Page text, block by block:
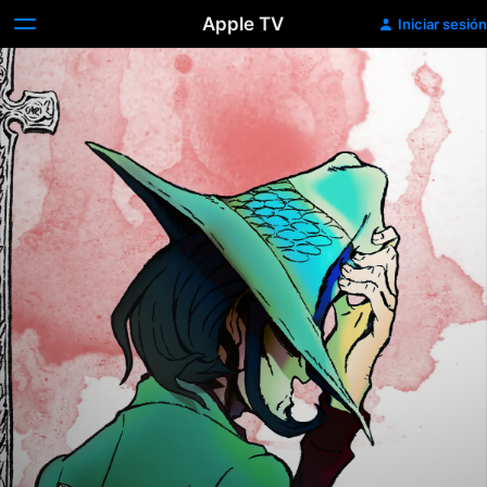
Apple TV Iniciar sesión